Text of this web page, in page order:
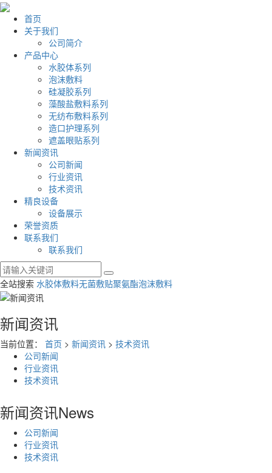
首页
关于我们
公司简介
产品中心
水胶体系列
泡沫敷料
硅凝胶系列
藻酸盐敷料系列
无纺布敷料系列
造口护理系列
遮盖眼贴系列
新闻资讯
公司新闻
行业资讯
技术资讯
精良设备
设备展示
荣誉资质
联系我们
联系我们
全站搜索 水胶体敷料无菌敷贴聚氨酯泡沫敷料
新闻资讯
当前位置： 首页 > 新闻资讯 > 技术资讯
公司新闻
行业资讯
技术资讯
新闻资讯News
公司新闻
行业资讯
技术资讯